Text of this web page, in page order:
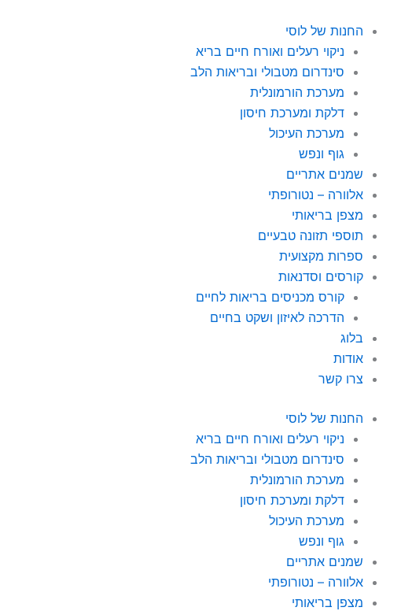
לתוכן
החנות של לוסי
ניקוי רעלים ואורח חיים בריא
סינדרום מטבולי ובריאות הלב
מערכת הורמונלית
דלקת ומערכת חיסון
מערכת העיכול
גוף ונפש
שמנים אתריים
אלוורה – נטורופתי
מצפן בריאותי
תוספי תזונה טבעיים
ספרות מקצועית
קורסים וסדנאות
קורס מכניסים בריאות לחיים
הדרכה לאיזון ושקט בחיים
בלוג
אודות
צרו קשר
החנות של לוסי
ניקוי רעלים ואורח חיים בריא
סינדרום מטבולי ובריאות הלב
מערכת הורמונלית
דלקת ומערכת חיסון
מערכת העיכול
גוף ונפש
שמנים אתריים
אלוורה – נטורופתי
מצפן בריאותי